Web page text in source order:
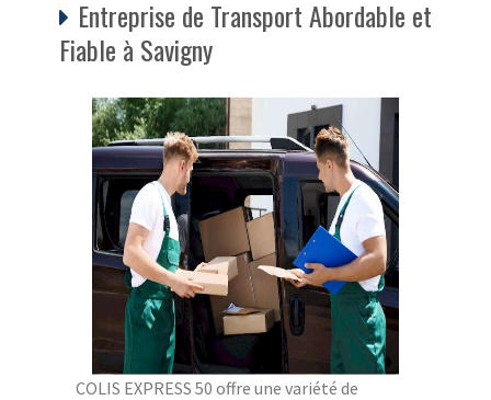
Entreprise de Transport Abordable et
Fiable à Savigny
COLIS EXPRESS 50 offre une variété de